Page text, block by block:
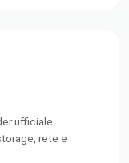
ufficiale
rete e